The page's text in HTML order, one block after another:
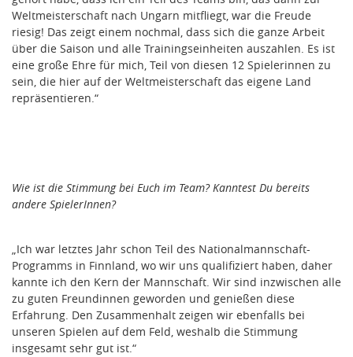
Weltmeisterschaft nach Ungarn mitfliegt, war die Freude
riesig! Das zeigt einem nochmal, dass sich die ganze Arbeit
über die Saison und alle Trainingseinheiten auszahlen. Es ist
eine große Ehre für mich, Teil von diesen 12 Spielerinnen zu
sein, die hier auf der Weltmeisterschaft das eigene Land
repräsentieren.“
Wie ist die Stimmung bei Euch im Team? Kanntest Du bereits
andere SpielerInnen?
„Ich war letztes Jahr schon Teil des Nationalmannschaft-
Programms in Finnland, wo wir uns qualifiziert haben, daher
kannte ich den Kern der Mannschaft. Wir sind inzwischen alle
zu guten Freundinnen geworden und genießen diese
Erfahrung. Den Zusammenhalt zeigen wir ebenfalls bei
unseren Spielen auf dem Feld, weshalb die Stimmung
insgesamt sehr gut ist.“